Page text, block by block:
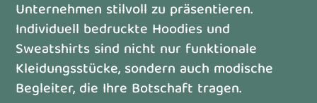
Unternehmen stilvoll zu präsentieren.
Individuell bedruckte Hoodies und
Sweatshirts sind nicht nur funktionale
Kleidungsstücke, sondern auch modische
Begleiter, die Ihre Botschaft tragen.